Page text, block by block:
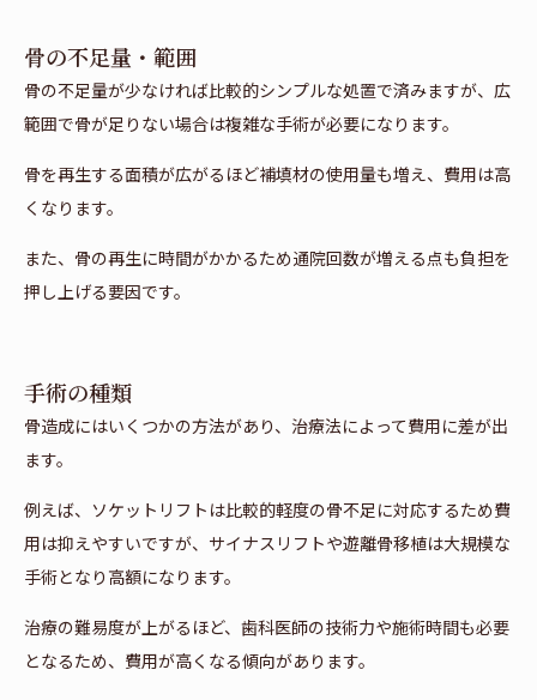
骨の不足量・範囲
骨の不足量が少なければ比較的シンプルな処置で済みますが、広
範囲で骨が足りない場合は複雑な手術が必要になります。
骨を再生する面積が広がるほど補填材の使用量も増え、費用は高
くなります。
また、骨の再生に時間がかかるため通院回数が増える点も負担を
押し上げる要因です。
手術の種類
骨造成にはいくつかの方法があり、治療法によって費用に差が出
ます。
例えば、ソケットリフトは比較的軽度の骨不足に対応するため費
用は抑えやすいですが、サイナスリフトや遊離骨移植は大規模な
手術となり高額になります。
治療の難易度が上がるほど、歯科医師の技術力や施術時間も必要
となるため、費用が高くなる傾向があります。